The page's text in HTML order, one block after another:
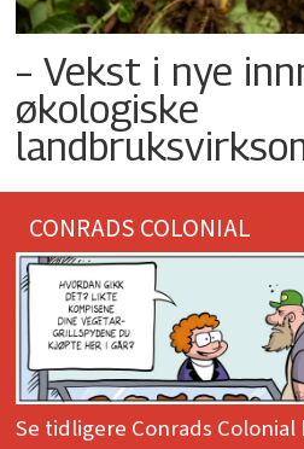
– Vekst i nye
økologiske
CONRADS COLONIAL
Se tidligere Conrads Colonial